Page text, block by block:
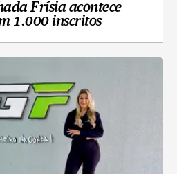
Frísia acontece
1.000 inscritos